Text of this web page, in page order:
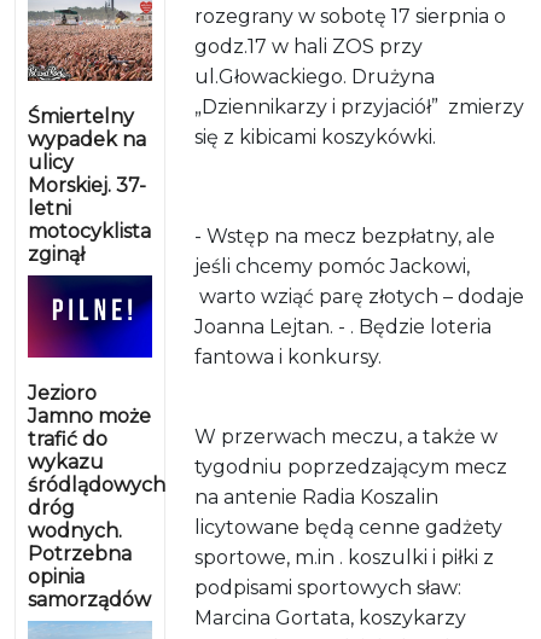
Śmiertelny
wypadek na
ulicy
Morskiej. 37-
letni
motocyklista
zginął
Jezioro
Jamno może
trafić do
wykazu
śródlądowych
dróg
wodnych.
Potrzebna
opinia
samorządów
rozegrany w sobotę 17 sierpnia o
godz.17 w hali ZOS przy
ul.Głowackiego. Drużyna
„Dziennikarzy i przyjaciół” zmierzy
się z kibicami koszykówki.
- Wstęp na mecz bezpłatny, ale
jeśli chcemy pomóc Jackowi,
warto wziąć parę złotych – dodaje
Joanna Lejtan. - . Będzie loteria
fantowa i konkursy.
W przerwach meczu, a także w
tygodniu poprzedzającym mecz
na antenie Radia Koszalin
licytowane będą cenne gadżety
sportowe, m.in . koszulki i piłki z
podpisami sportowych sław:
Marcina Gortata, koszykarzy